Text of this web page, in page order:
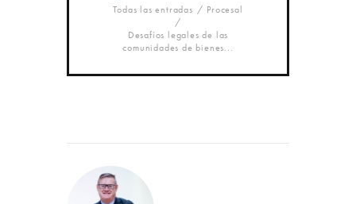
Todas las entradas
Procesal
Desafíos legales de las
comunidades de bienes...